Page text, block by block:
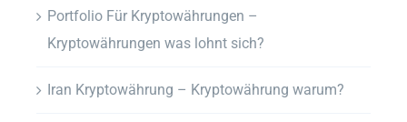
Portfolio Für Kryptowährungen –
Kryptowährungen was lohnt sich?
Iran Kryptowährung – Kryptowährung warum?